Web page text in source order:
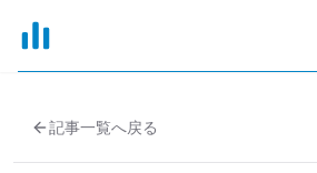
xGrapher
記事一覧へ戻る